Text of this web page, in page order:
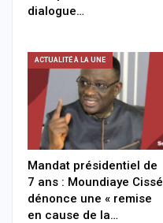
dialogue…
ACTUALITÉ À LA UNE
Mandat présidentiel de
7 ans : Moundiaye Cissé
dénonce une « remise
en cause de la…